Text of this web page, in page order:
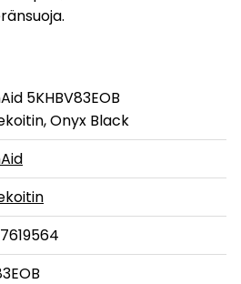
5KHBV83EOB
Onyx Black